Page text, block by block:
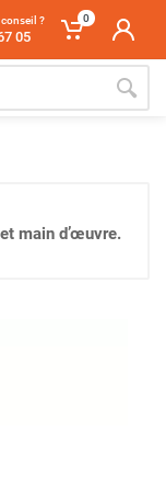
?
05
0
main d’œuvre.